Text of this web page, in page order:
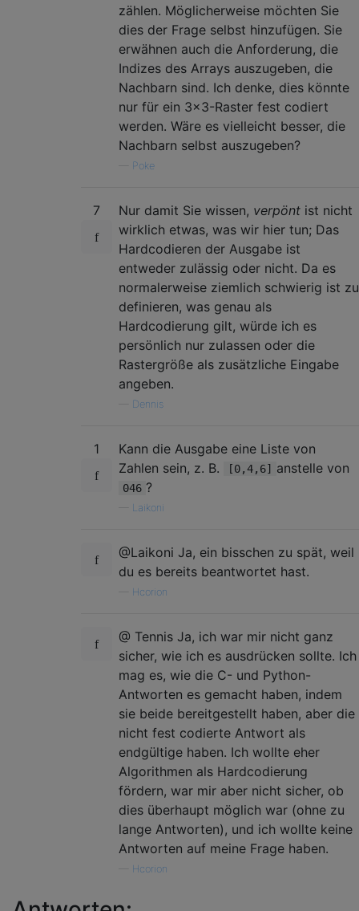
zählen. Möglicherweise möchten Sie
dies der Frage selbst hinzufügen. Sie
erwähnen auch die Anforderung, die
Indizes des Arrays auszugeben, die
Nachbarn sind. Ich denke, dies könnte
nur für ein 3x3-Raster fest codiert
werden. Wäre es vielleicht besser, die
Nachbarn selbst auszugeben?
Poke
7 Nur damit Sie wissen, verpönt ist nicht
wirklich etwas, was wir hier tun; Das
Hardcodieren der Ausgabe ist
entweder zulässig oder nicht. Da es
normalerweise ziemlich schwierig ist zu
definieren, was genau als
Hardcodierung gilt, würde ich es
persönlich nur zulassen oder die
Rastergröße als zusätzliche Eingabe
angeben.
Dennis
1
Kann die Ausgabe eine Liste von
Zahlen sein, z. B.
[0,4,6] anstelle von
046 ?
Laikoni
@Laikoni Ja, ein bisschen zu spät, weil
du es bereits beantwortet hast.
Hcorion
@ Tennis Ja, ich war mir nicht ganz
sicher, wie ich es ausdrücken sollte. Ich
mag es, wie die C- und Python-
Antworten es gemacht haben, indem
sie beide bereitgestellt haben, aber die
nicht fest codierte Antwort als
endgültige haben. Ich wollte eher
Algorithmen als Hardcodierung
fördern, war mir aber nicht sicher, ob
dies überhaupt möglich war (ohne zu
lange Antworten), und ich wollte keine
Antworten auf meine Frage haben.
Hcorion